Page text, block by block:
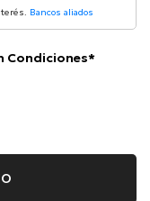
Bancos aliados
Condiciones*